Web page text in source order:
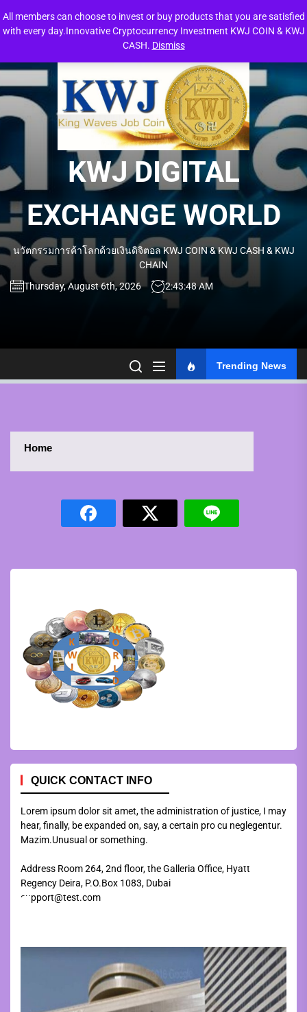
All members can choose to invest or buy products that you are satisfied
with every day.Innovative Cryptocurrency Investment KWJ COIN & KWJ
CASH. Dismiss
to
KWJ DIGITAL
EXCHANGE WORLD
นวัตกรรมการค้าโลกด้วยเงินดิจิตอล KWJ COIN & KWJ CASH & KWJ
CHAIN
Thursday, August 6th, 2026
2:43:48 AM
Trending News
Home
QUICK CONTACT INFO
Lorem ipsum dolor sit amet, the administration of justice, I may
hear, finally, be expanded on, say, a certain pro cu neglegentur.
Mazim.Unusual or something.
Address Room 264, 2nd floor, the Galleria Office, Hyatt
Regency Deira, P.O.Box 1083, Dubai
support@test.com